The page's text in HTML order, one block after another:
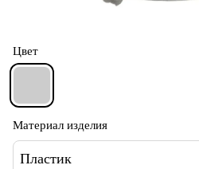
Цвет
Материал изделия
Пластик